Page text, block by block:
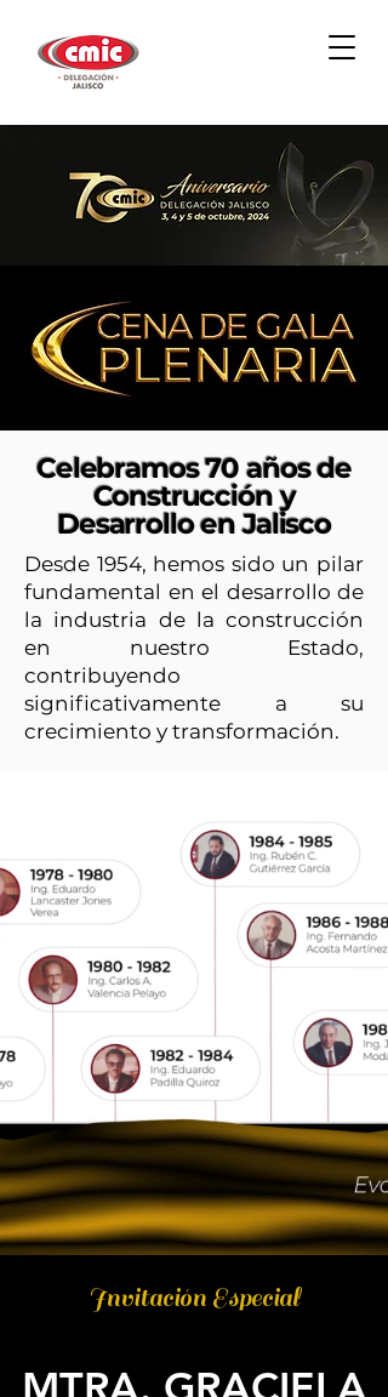
Celebramos 70 años de
Construcción y
Desarrollo en Jalisco
Desde 1954, hemos sido un pilar
fundamental en el desarrollo de
la industria de la construcción
en nuestro Estado,
contribuyendo
significativamente a su
crecimiento y transformación.
Invitación Especial